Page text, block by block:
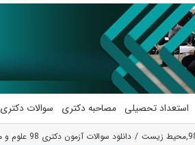
استعداد تحصیلی مصاحبه دکتری سوالات دکتری
,محیط زیست دانلود سوالات آزمون دکتری 98 علوم و مهندسی محیط‌زیست کد 2401